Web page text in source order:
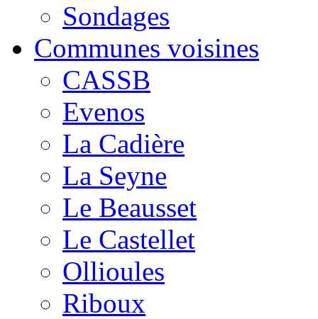
Sondages
Communes voisines
CASSB
Evenos
La Cadière
La Seyne
Le Beausset
Le Castellet
Ollioules
Riboux